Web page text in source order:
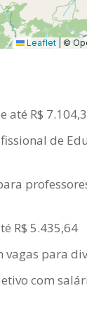
Leaflet ©
até R$
de
R$ 5.435,64
para
com